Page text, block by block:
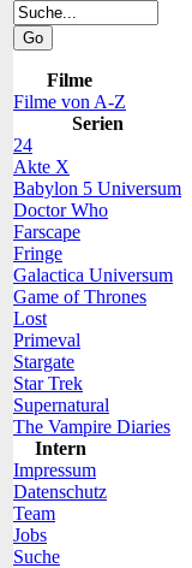
Filme
Filme von A-Z
Serien
24
Akte X
Babylon 5 Universum
Doctor Who
Farscape
Fringe
Galactica Universum
Game of Thrones
Lost
Primeval
Stargate
Star Trek
Supernatural
The Vampire Diaries
Intern
Impressum
Datenschutz
Team
Jobs
Suche